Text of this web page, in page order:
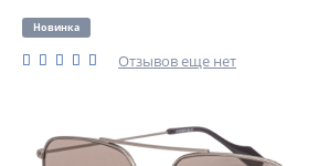
Новинка
Отзывов еще нет